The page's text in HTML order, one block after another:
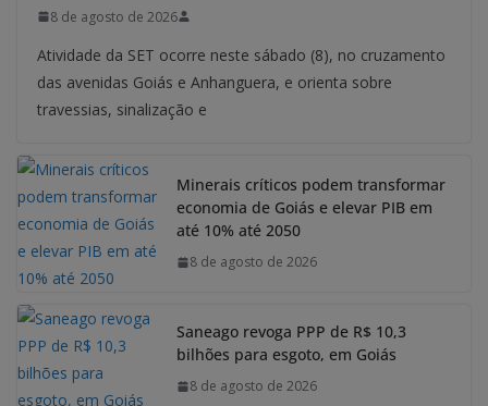
8 de agosto de 2026
Atividade da SET ocorre neste sábado (8), no cruzamento
das avenidas Goiás e Anhanguera, e orienta sobre
travessias, sinalização e
Minerais críticos podem transformar
economia de Goiás e elevar PIB em
até 10% até 2050
8 de agosto de 2026
Saneago revoga PPP de R$ 10,3
bilhões para esgoto, em Goiás
8 de agosto de 2026